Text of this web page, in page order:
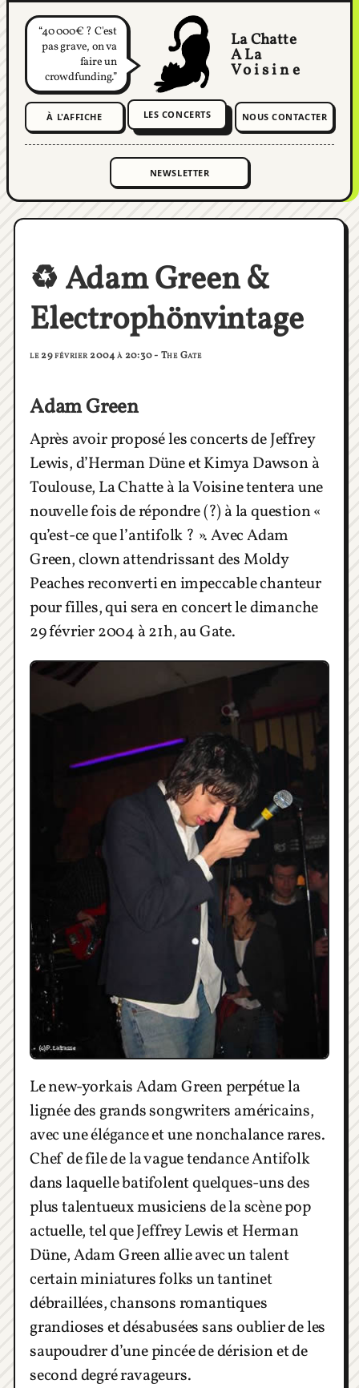
40 000€ ? C'est
pas grave, on va
faire un
crowdfunding.
La Chatte
A La
Voisine
À L'AFFICHE LES CONCERTS NOUS CONTACTER
♻️ Adam Green &
Electrophönvintage
le 29 février 2004 à 20:30 - The Gate
Adam Green
Après avoir proposé les concerts de Jeffrey
Lewis, d’Herman Düne et Kimya Dawson à
Toulouse, La Chatte à la Voisine tentera une
nouvelle fois de répondre (?) à la question «
qu’est-ce que l’antifolk ? ». Avec Adam
Green, clown attendrissant des Moldy
Peaches reconverti en impeccable chanteur
pour filles, qui sera en concert le dimanche
29 février 2004 à 21h, au Gate.
Le new-yorkais Adam Green perpétue la
lignée des grands songwriters américains,
avec une élégance et une nonchalance rares.
Chef de file de la vague tendance Antifolk
dans laquelle batifolent quelques-uns des
plus talentueux musiciens de la scène pop
actuelle, tel que Jeffrey Lewis et Herman
Düne, Adam Green allie avec un talent
certain miniatures folks un tantinet
débraillées, chansons romantiques
grandioses et désabusées sans oublier de les
saupoudrer d’une pincée de dérision et de
second degré ravageurs.